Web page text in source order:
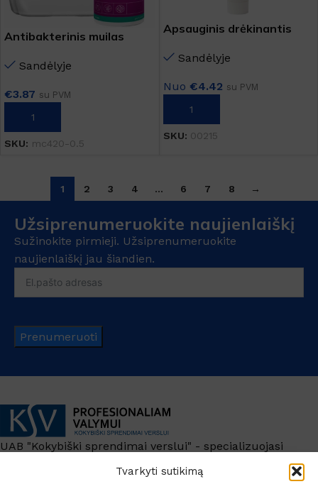
Tvarkyti sutikimą
Antibakterinis muilas
Sandėlyje
€3.87 su PVM
Į KREPŠELĮ
SKU: mc420-0.5
Apsauginis drėkinantis
Sandėlyje
Nuo €4.42 su PVM
Į KREPŠELĮ
SKU: 00215
1 2 3 4 … 6 7 8 →
Užsiprenumeruokite naujienlaiškį
Sužinokite pirmieji. Užsiprenumeruokite
naujienlaiškį jau šiandien.
Prenumeruoti
UAB "Kokybiški sprendimai verslui" - specializuojasi
profesionalių koncentruotų cheminių valymo priemonių,